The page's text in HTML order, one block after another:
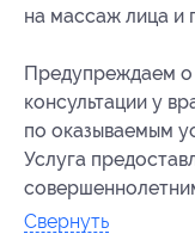
на массаж лица и
Предупреждаем о
консультации у
по оказываемым
Услуга
Свернуть